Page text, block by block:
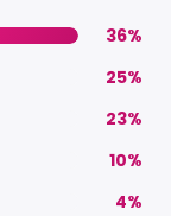
36%
25%
23%
10%
4%